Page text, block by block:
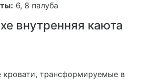
6, 8 палуба
внутренняя каюта
трансформируемые в